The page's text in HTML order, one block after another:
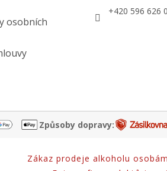
osobních
+420 596 626
Způsoby dopravy:
Zákaz prodeje alkoholu